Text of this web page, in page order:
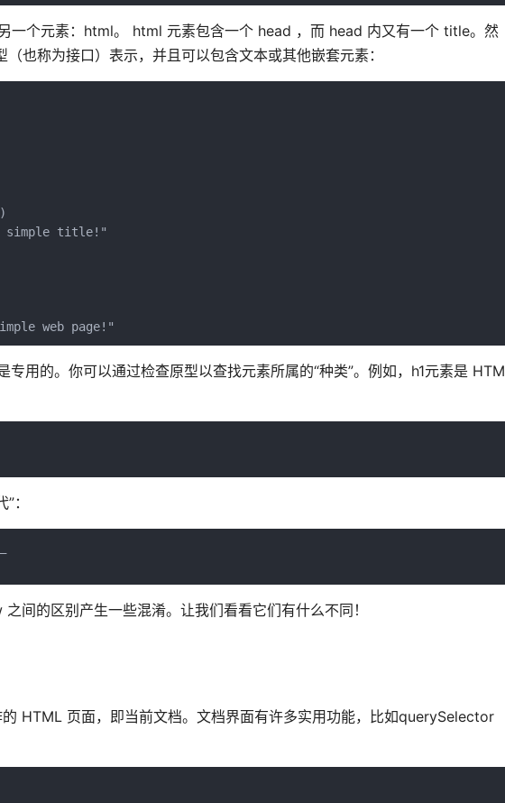
一个元素：html。 html 元素包含一个 head ，而 head 内又有一个 title。然
也称为接口）表示，并且可以包含文本或其他嵌套元素：
simple title!"
web page!"
专用的。你可以通过检查原型以查找元素所属的“种类”。例如，h1元素是 HTM
：
的区别产生一些混淆。让我们看看它们有什么不同！
HTML 页面，即当前文档。文档界面有许多实用功能，比如querySelector